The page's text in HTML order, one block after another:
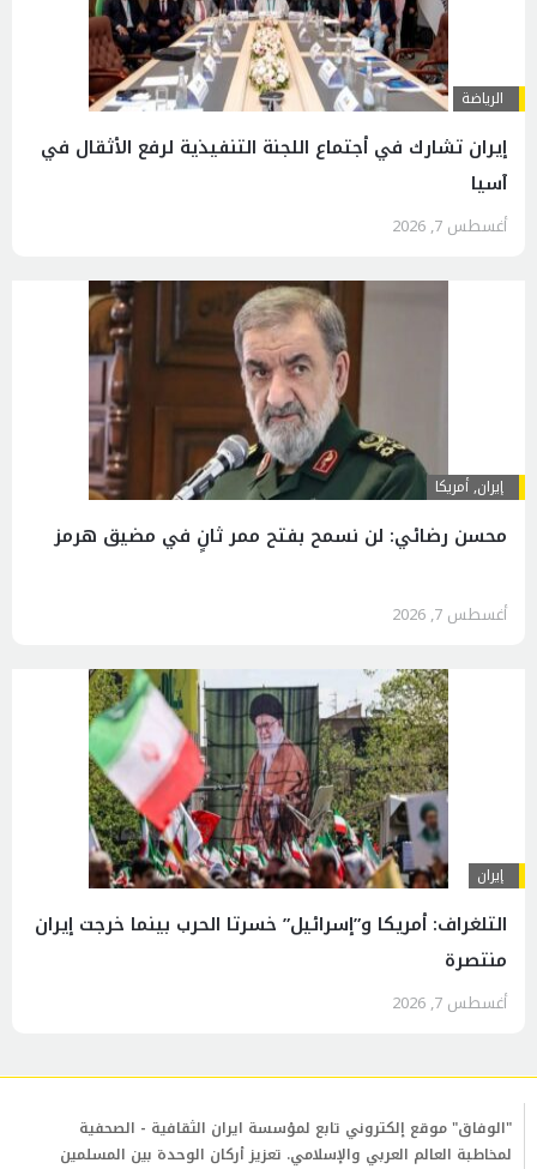
الرياضة
إيران تشارك في أجتماع اللجنة التنفيذية لرفع الأثقال في
آسيا
أغسطس 7, 2026
إيران,أمريكا
محسن رضائي: لن نسمح بفتح ممر ثانٍ في مضيق هرمز
أغسطس 7, 2026
إيران
التلغراف: أمريكا و”إسرائيل” خسرتا الحرب بينما خرجت إيران
منتصرة
أغسطس 7, 2026
"الوفاق" موقع إلكتروني تابع لمؤسسة ايران الثقافية - الصحفية
لمخاطبة العالم العربي والإسلامي. تعزيز أركان الوحدة بين المسلمين